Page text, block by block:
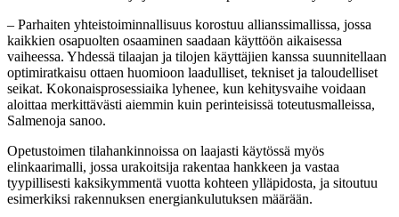
– Parhaiten yhteistoiminnallisuus korostuu allianssimallissa, jossa
kaikkien osapuolten osaaminen saadaan käyttöön aikaisessa
vaiheessa. Yhdessä tilaajan ja tilojen käyttäjien kanssa suunnitellaan
optimiratkaisu ottaen huomioon laadulliset, tekniset ja taloudelliset
seikat. Kokonaisprosessiaika lyhenee, kun kehitysvaihe voidaan
aloittaa merkittävästi aiemmin kuin perinteisissä toteutusmalleissa,
Salmenoja sanoo.
Opetustoimen tilahankinnoissa on laajasti käytössä myös
elinkaarimalli, jossa urakoitsija rakentaa hankkeen ja vastaa
tyypillisesti kaksikymmentä vuotta kohteen ylläpidosta, ja sitoutuu
esimerkiksi rakennuksen energiankulutuksen määrään.